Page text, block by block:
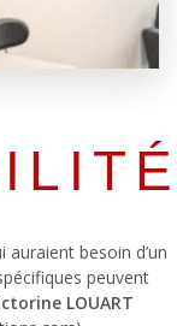
besoin d’un
peuvent
LOUART